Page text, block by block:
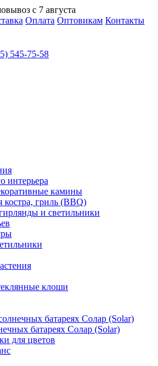
с 7 августа
Оплата Оптовикам Контакты
545-75-58
интерьера
камины
гриль (BBQ)
и светильники
клоши
батареях Солар (Solar)
батареях Солар (Solar)
для цветов